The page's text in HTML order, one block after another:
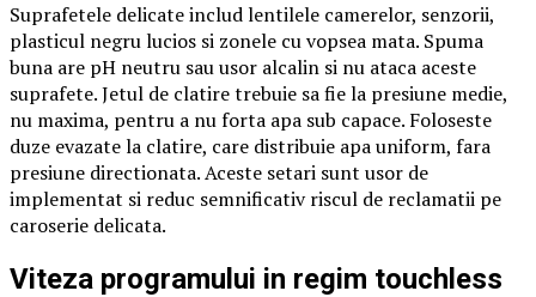
Suprafetele delicate includ lentilele camerelor, senzorii,
plasticul negru lucios si zonele cu vopsea mata. Spuma
buna are pH neutru sau usor alcalin si nu ataca aceste
suprafete. Jetul de clatire trebuie sa fie la presiune medie,
nu maxima, pentru a nu forta apa sub capace. Foloseste
duze evazate la clatire, care distribuie apa uniform, fara
presiune directionata. Aceste setari sunt usor de
implementat si reduc semnificativ riscul de reclamatii pe
caroserie delicata.
Viteza programului in regim touchless